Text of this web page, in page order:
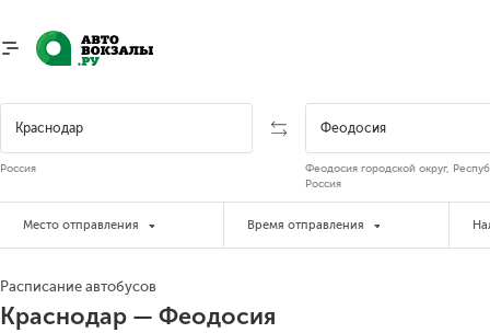
Россия
Феодосия городской округ,
Россия
Место отправления Время отправления
Расписание автобусов
Краснодар — Феодосия